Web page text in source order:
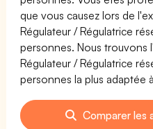
que vous causez lors de
Régulateur / Régulatrice
personnes. Nous trouvons
Régulateur / Régulatrice
personnes la plus adaptée
Comparer les